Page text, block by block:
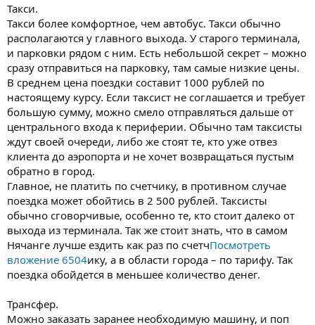
Такси.
Такси более комфортное, чем автобус. Такси обычно
располагаются у главного выхода. У старого терминала,
и парковки рядом с ним. Есть небольшой секрет – можно
сразу отправиться на парковку, там самые низкие цены.
В среднем цена поездки составит 1000 рублей по
настоящему курсу. Если таксист не соглашается и требует
большую сумму, можно смело отправляться дальше от
центрального входа к периферии. Обычно там таксисты
ждут своей очереди, либо же стоят те, кто уже отвез
клиента до аэропорта и не хочет возвращаться пустым
обратно в город.
Главное, не платить по счетчику, в противном случае
поездка может обойтись в 2 500 рублей. Таксисты
обычно сговорчивые, особенно те, кто стоит далеко от
выхода из терминала. Так же стоит знать, что в самом
Нячанге лучше ездить как раз по счетчПосмотреть
вложение 6504ику, а в области города – по тарифу. Так
поездка обойдется в меньшее количество денег.
Трансфер.
Можно заказать заранее необходимую машину, и поп